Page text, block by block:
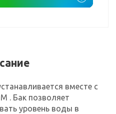
вместе с
. Бак позволяет
уровень воды в